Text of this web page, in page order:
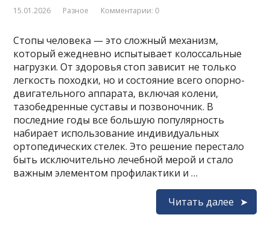
15.01.2026 Разное Комментарии: 0
Стопы человека — это сложный механизм,
который ежедневно испытывает колоссальные
нагрузки. От здоровья стоп зависит не только
легкость походки, но и состояние всего опорно-
двигательного аппарата, включая колени,
тазобедренные суставы и позвоночник. В
последние годы все большую популярность
набирает использование индивидуальных
ортопедических стелек. Это решение перестало
быть исключительно лечебной мерой и стало
важным элементом профилактики и …
Читать далее